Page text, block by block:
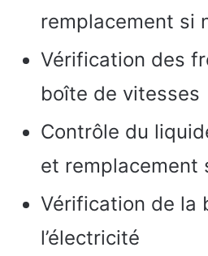
remplacement si
Vérification des
boîte de vitesses
Contrôle du
et remplacement
Vérification de la
l’électricité